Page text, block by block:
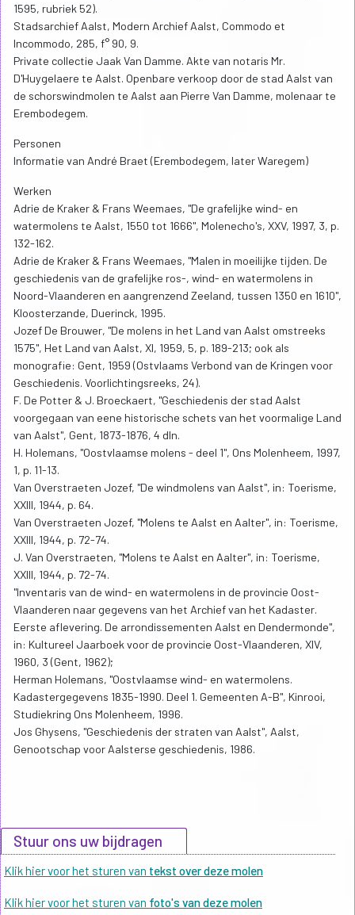
1595, rubriek 52).
Stadsarchief Aalst, Modern Archief Aalst, Commodo et
Incommodo, 285, f° 90, 9.
Private collectie Jaak Van Damme. Akte van notaris Mr.
D'Huygelaere te Aalst. Openbare verkoop door de stad Aalst van
de schorswindmolen te Aalst aan Pierre Van Damme, molenaar te
Erembodegem.
Personen
Informatie van André Braet (Erembodegem, later Waregem)
Werken
Adrie de Kraker & Frans Weemaes, "De grafelijke wind- en
watermolens te Aalst, 1550 tot 1666", Molenecho's, XXV, 1997, 3, p.
132-162.
Adrie de Kraker & Frans Weemaes, "Malen in moeilijke tijden. De
geschiedenis van de grafelijke ros-, wind- en watermolens in
Noord-Vlaanderen en aangrenzend Zeeland, tussen 1350 en 1610",
Kloosterzande, Duerinck, 1995.
Jozef De Brouwer, "De molens in het Land van Aalst omstreeks
1575", Het Land van Aalst, XI, 1959, 5, p. 189-213; ook als
monografie: Gent, 1959 (Ostvlaams Verbond van de Kringen voor
Geschiedenis. Voorlichtingsreeks, 24).
F. De Potter & J. Broeckaert, "Geschiedenis der stad Aalst
voorgegaan van eene historische schets van het voormalige Land
van Aalst", Gent, 1873-1876, 4 dln.
H. Holemans, "Oostvlaamse molens - deel 1", Ons Molenheem, 1997,
1, p. 11-13.
Van Overstraeten Jozef, "De windmolens van Aalst", in: Toerisme,
XXIII, 1944, p. 64.
Van Overstraeten Jozef, "Molens te Aalst en Aalter", in: Toerisme,
XXIII, 1944, p. 72-74.
J. Van Overstraeten, "Molens te Aalst en Aalter", in: Toerisme,
XXIII, 1944, p. 72-74.
"Inventaris van de wind- en watermolens in de provincie Oost-
Vlaanderen naar gegevens van het Archief van het Kadaster.
Eerste aflevering. De arrondissementen Aalst en Dendermonde",
in: Kultureel Jaarboek voor de provincie Oost-Vlaanderen, XIV,
1960, 3 (Gent, 1962);
Herman Holemans, "Oostvlaamse wind- en watermolens.
Kadastergegevens 1835-1990. Deel 1. Gemeenten A-B", Kinrooi,
Studiekring Ons Molenheem, 1996.
Jos Ghysens, "Geschiedenis der straten van Aalst", Aalst,
Genootschap voor Aalsterse geschiedenis, 1986.
Stuur ons uw bijdragen
Klik hier voor het sturen van tekst over deze molen
Klik hier voor het sturen van foto's van deze molen